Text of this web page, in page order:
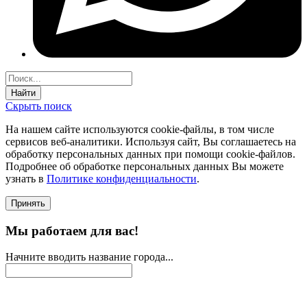
Найти
Скрыть поиск
На нашем сайте используются соokie-файлы, в том числе
сервисов веб-аналитики. Используя сайт, Вы соглашаетесь на
обработку персональных данных при помощи cookie-файлов.
Подробнее об обработке персональных данных Вы можете
узнать в Политике конфиденциальности.
Принять
Мы работаем для вас!
Начните вводить название города...